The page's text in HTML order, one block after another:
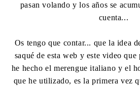
pasan volando y los años se
cuenta...
Os tengo que contar... que la idea
saqué de esta web y este video
he hecho el merengue italiano y el
que he utilizado, es la primera vez